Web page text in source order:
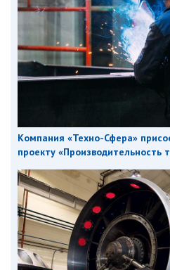
Компания «Техно-Сфера»
проекту «Производительность